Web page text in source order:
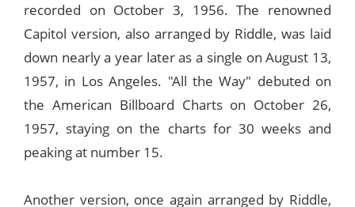
recorded on October 3, 1956. The renowned
Capitol version, also arranged by Riddle, was laid
down nearly a year later as a single on August 13,
1957, in Los Angeles. "All the Way" debuted on
the American Billboard Charts on October 26,
1957, staying on the charts for 30 weeks and
peaking at number 15.
Another version, once again arranged by Riddle,